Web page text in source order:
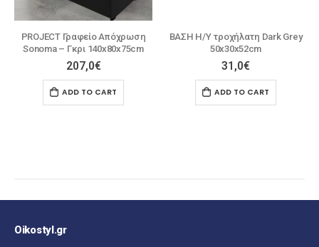
ΒΑΣΗ Η/Υ τροχήλατη Dark Grey
50x30x52cm
31,0
ADD TO CART
Reception PROGRESS Φυσικό/
Μαύρο 160x60x110cm
317,0
ADD TO CART
Oikostyl.gr